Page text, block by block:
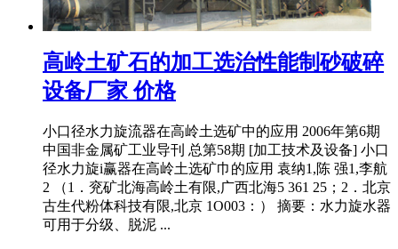
高岭土矿石的加工选治性能制砂破碎
设备厂家 价格
小口径水力旋流器在高岭土选矿中的应用 2006年第6期
中国非金属矿工业导刊 总第58期 [加工技术及设备] 小口
径水力旋i赢器在高岭土选矿巾的应用 袁纳1,陈 强1,李航
2 （1．兖矿北海高岭土有限,广西北海5 361 25；2．北京
古生代粉体科技有限,北京 1O003：） 摘要：水力旋水器
可用于分级、脱泥 ...